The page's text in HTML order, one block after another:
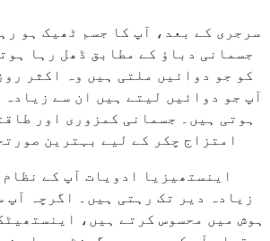
سرجری کے بعد، آپ کا جسم ٹھیک ہو
جسمانی دباؤ کے مطابق ڈھل رہا
کو جو دوائیں ملتی ہیں وہ اکثر
آپ جو دوائیں لیتے ہیں ان سے
ہوتی ہیں۔ جسمانی کمزوری اور
امتزاج چکر کے لیے بہترین
اینستھیزیا ادویات آپ کے
زیادہ دیر تک رہتی ہیں۔ اگرچہ آپ
ہوش میں محسوس کرتے ہیں،